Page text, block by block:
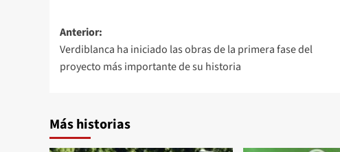
Navegación
de
entradas
Anterior:
Verdiblanca ha iniciado las obras de la primera fase del
proyecto más importante de su historia
Más historias